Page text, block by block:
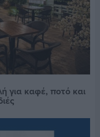
για καφέ, ποτό και